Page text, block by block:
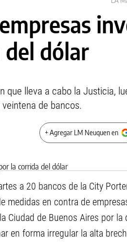
dólar
que lleva a cabo la Justicia,
de bancos.
+ Agregar LM Neuquen en
a 20 bancos de la City
medidas en contra de
Ciudad de Buenos Aires por la
en forma irregular la alta